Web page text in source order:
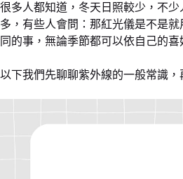
很多人都知道，冬天日照較少，不
多，有些人會問：那紅光儀是不是
同的事，無論季節都可以依自己的喜
以下我們先聊聊紫外線的一般常識